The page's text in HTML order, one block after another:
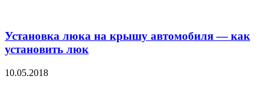
Установка люка на крышу автомобиля — как
установить люк
10.05.2018